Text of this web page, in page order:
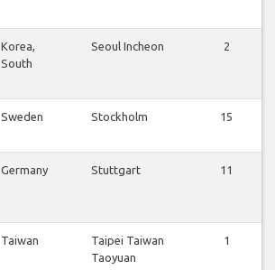
Korea,
South
Seoul Incheon 2
Sweden Stockholm 15
Germany Stuttgart 11
Taiwan
Taipei Taiwan
Taoyuan
1